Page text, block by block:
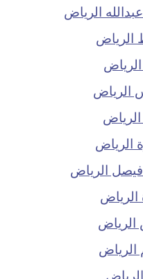
الرياض
الرياض
الرياض
الرياض
الرياض